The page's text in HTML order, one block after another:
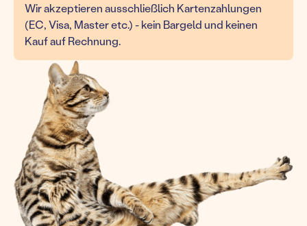
Wir akzeptieren ausschließlich Kartenzahlungen
(EC, Visa, Master etc.) - kein Bargeld und keinen
Kauf auf Rechnung.